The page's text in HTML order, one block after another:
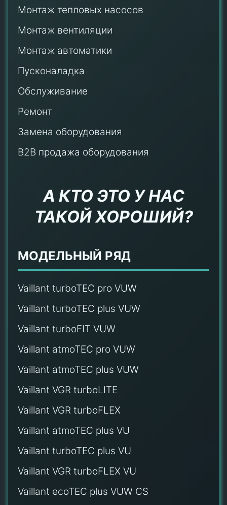
Монтаж тепловых насосов
Монтаж вентиляции
Монтаж автоматики
Пусконаладка
Обслуживание
Ремонт
Замена оборудования
B2B продажа оборудования
А КТО ЭТО У НАС
ТАКОЙ ХОРОШИЙ?
МОДЕЛЬНЫЙ РЯД
Vaillant turboTEC pro VUW
Vaillant turboTEC plus VUW
Vaillant turboFIT VUW
Vaillant atmoTEC pro VUW
Vaillant atmoTEC plus VUW
Vaillant VGR turboLITE
Vaillant VGR turboFLEX
Vaillant atmoTEC plus VU
Vaillant turboTEC plus VU
Vaillant VGR turboFLEX VU
Vaillant ecoTEC plus VUW CS